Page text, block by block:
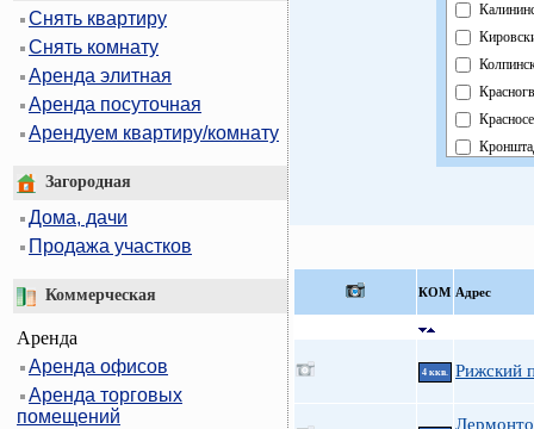
Снять квартиру
Снять комнату
Аренда элитная
Аренда посуточная
Арендуем квартиру/комнату
Загородная
Дома, дачи
Продажа участков
Коммерческая
Аренда
Аренда офисов
Аренда торговых
помещений
КOМ Адрес
4 ккв. Рижский